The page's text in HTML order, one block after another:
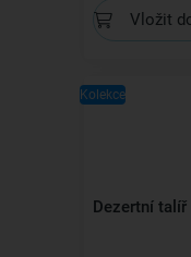
Vložit
Kolekce
Dezertní talíř